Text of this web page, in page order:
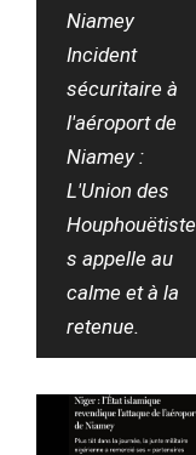
Niamey
Incident
sécuritaire à
l'aéroport de
Niamey :
L'Union des
Houphouëtiste
s appelle au
calme et à la
retenue.